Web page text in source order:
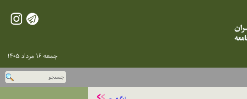
جمعه ۱۶ مرداد ۱۴۰۵